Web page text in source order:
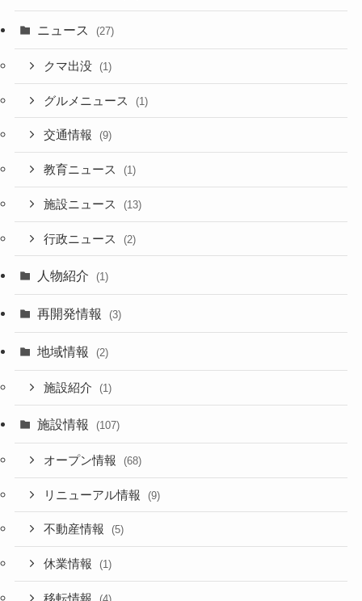
ニュース (27)
クマ出没 (1)
グルメニュース (1)
交通情報 (9)
教育ニュース (1)
施設ニュース (13)
行政ニュース (2)
人物紹介 (1)
再開発情報 (3)
地域情報 (2)
施設紹介 (1)
施設情報 (107)
オープン情報 (68)
リニューアル情報 (9)
不動産情報 (5)
休業情報 (1)